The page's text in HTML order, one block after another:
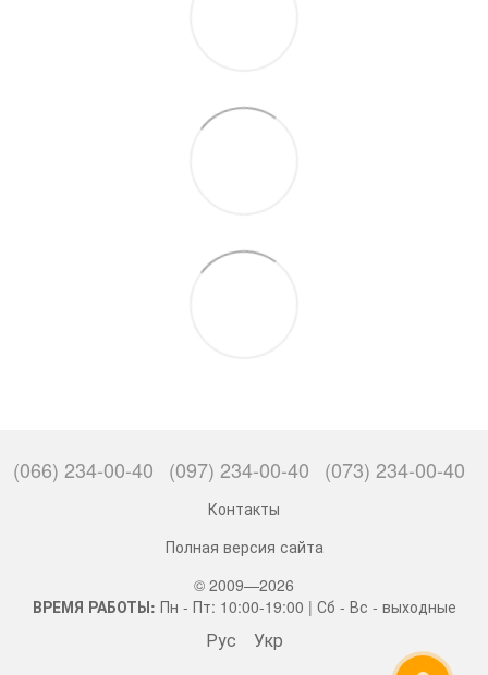
(066) 234-00-40 (097) 234-00-40 (073) 234-00-40
Контакты
Полная версия сайта
© 2009—2026
ВРЕМЯ РАБОТЫ: Пн - Пт: 10:00-19:00 | Сб - Вс - выходные
Рус Укр